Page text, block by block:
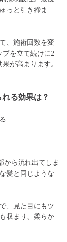
っと引き締ま
、施術回数を変
プを立て続けに2
が高まります。
る効果は？
から流れ出てしま
髪と同じような
、見た目にもツ
収まり、柔らか